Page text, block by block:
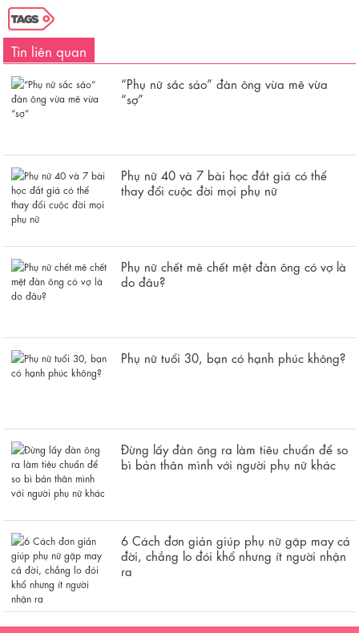
Tin liên quan
“Phụ nữ sắc sảo” đàn ông vừa mê vừa
“sợ”
Phụ nữ 40 và 7 bài học đắt giá có thể
thay đổi cuộc đời mọi phụ nữ
Phụ nữ chết mê chết mệt đàn ông có vợ là
do đâu?
Phụ nữ tuổi 30, bạn có hạnh phúc không?
Đừng lấy đàn ông ra làm tiêu chuẩn để so
bì bản thân mình với người phụ nữ khác
6 Cách đơn giản giúp phụ nữ gặp may cả
đời, chẳng lo đói khổ nhưng ít người nhận
ra